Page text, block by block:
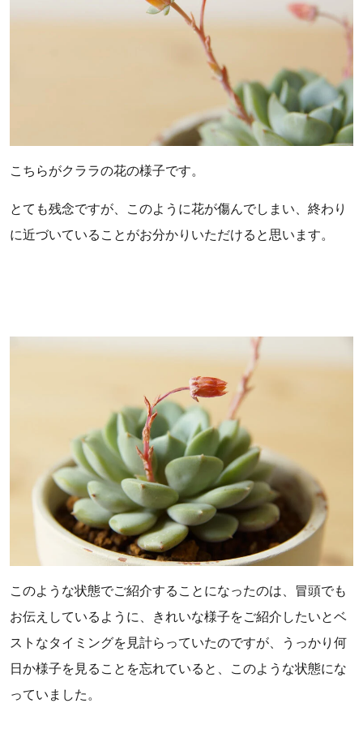
こちらがクララの花の様子です。
とても残念ですが、このように花が傷んでしまい、終わり
に近づいていることがお分かりいただけると思います。
このような状態でご紹介することになったのは、冒頭でも
お伝えしているように、きれいな様子をご紹介したいとベ
ストなタイミングを見計らっていたのですが、うっかり何
日か様子を見ることを忘れていると、このような状態にな
っていました。